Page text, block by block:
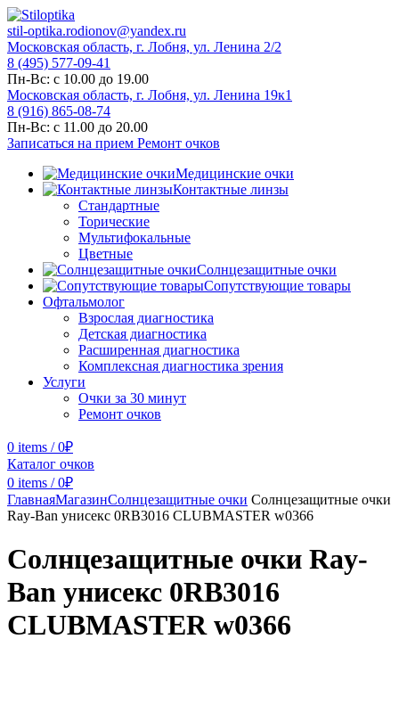
stil-optika.rodionov@yandex.ru
Московская область, г. Лобня, ул. Ленина 2/2
8 (495) 577-09-41
Пн-Вс: с 10.00 до 19.00
Московская область, г. Лобня, ул. Ленина 19к1
8 (916) 865-08-74
Пн-Вс: с 11.00 до 20.00
Записаться на прием Ремонт очков
Медицинские очки
Контактные линзы
Стандартные
Торические
Мультифокальные
Цветные
Солнцезащитные очки
Сопутствующие товары
Офтальмолог
Взрослая диагностика
Детская диагностика
Расширенная диагностика
Комплексная диагностика зрения
Услуги
Очки за 30 минут
Ремонт очков
0 items / 0₽
Каталог очков
0 items / 0₽
ГлавнаяМагазинСолнцезащитные очки Солнцезащитные очки
Ray-Ban унисекс 0RB3016 CLUBMASTER w0366
Солнцезащитные очки Ray-
Ban унисекс 0RB3016
CLUBMASTER w0366